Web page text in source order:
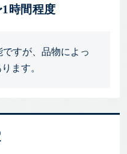
時間程度
すが、品物によっ
ます。